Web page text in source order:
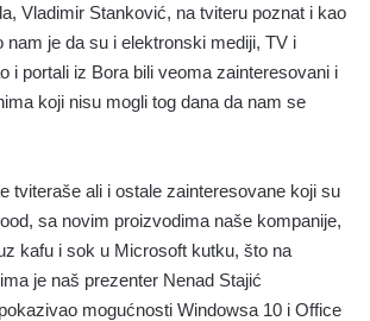
Vladimir Stanković, na tviteru poznat i kao
nam je da su i elektronski mediji, TV i
i portali iz Bora bili veoma zainteresovani i
koji nisu mogli tog dana da nam se
tviteraše ali i ostale zainteresovane koji su
sa novim proizvodima naše kompanije,
kafu i sok u Microsoft kutku, što na
je naš prezenter Nenad Stajić
mogućnosti Windowsa 10 i Office